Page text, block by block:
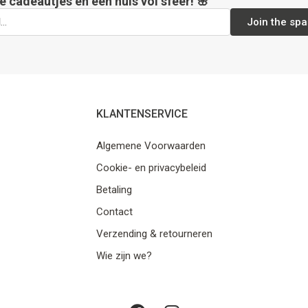
Join the
KLANTENSERVICE
Algemene Voorwaarden
Cookie- en privacybeleid
Betaling
Contact
Verzending & retourneren
Wie zijn we?